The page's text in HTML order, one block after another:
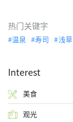
热门关键字
温泉 寿司 浅草
Interest
美食
观光